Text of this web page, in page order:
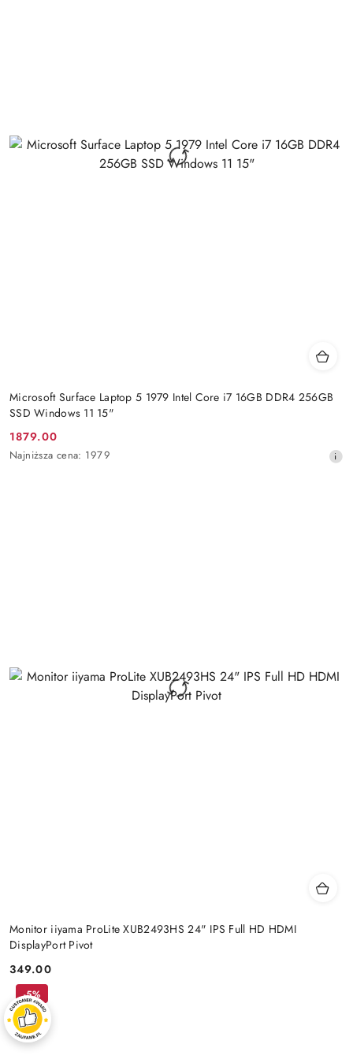
Microsoft Surface Laptop 5 1979 Intel Core i7 16GB DDR4 256GB
SSD Windows 11 15"
Cena
promocyjna:
1879.00
Najniższa
Najniższa cena: 1979
Monitor iiyama ProLite XUB2493HS 24" IPS Full HD HDMI
DisplayPort Pivot
Cena:
349.00
-5%